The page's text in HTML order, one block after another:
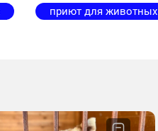
приют для животных